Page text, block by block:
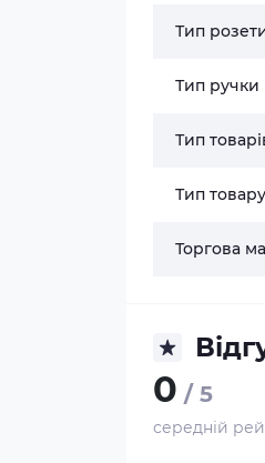
Тип
Тип ручки
Тип
Тип товару
Торгова
0 / 5
середній